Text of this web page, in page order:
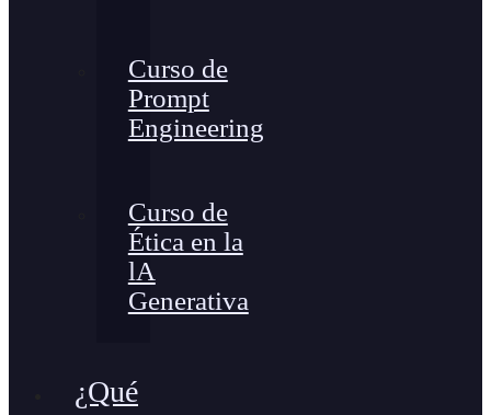
Curso de
Prompt
Engineering
Curso de
Ética en la
lA
Generativa
¿Qué